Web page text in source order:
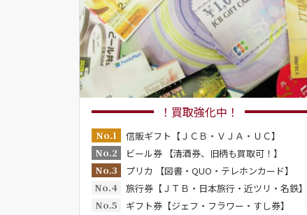
！買取強化中！
No.1
信販ギフト【ＪＣＢ・ＶＪＡ・ＵＣ】
No.2
ビール券 【清酒券、旧柄も買取可！】
No.3
プリカ 【図書・QUO・テレホンカード】
No.4
旅行券【ＪＴＢ・日本旅行・近ツリ・名鉄】
No.5
ギフト券【ジェフ・フラワー・すし券】